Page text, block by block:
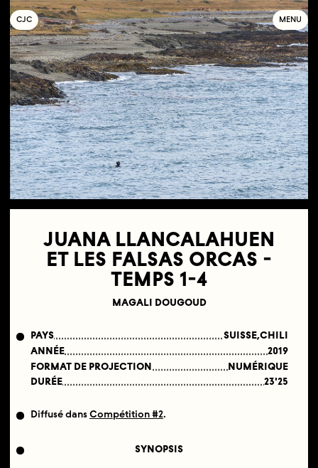
COLLECTIF
JEUNE
C INÉMA MENU
JUANA LLANCALAHUEN
ET LES FALSAS ORCAS -
TEMPS 1-4
MAGALI DOUGOUD
PAYS
SUISSE,CHILI
ANNÉE
2019
FORMAT DE PROJECTION
NUMÉRIQUE
DURÉE
23'25
Diffusé dansCompétition #2.
SYNOPSIS